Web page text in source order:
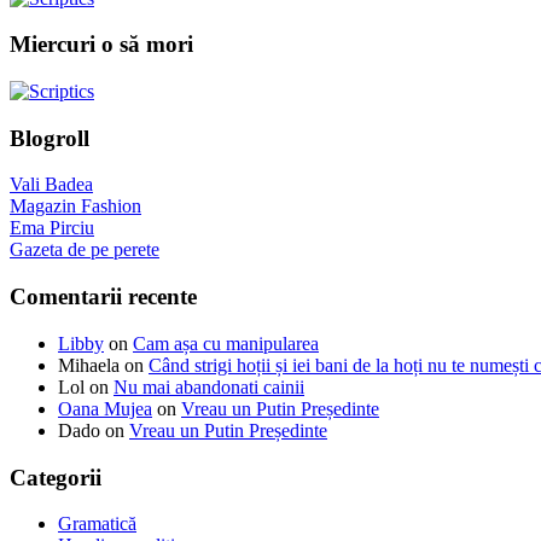
Miercuri o să mori
Blogroll
Vali Badea
Magazin Fashion
Ema Pirciu
Gazeta de pe perete
Comentarii recente
Libby on Cam așa cu manipularea
Mihaela on Când strigi hoții și iei bani de la hoți nu te numești
Lol on Nu mai abandonati cainii
Oana Mujea on Vreau un Putin Președinte
Dado on Vreau un Putin Președinte
Categorii
Gramatică